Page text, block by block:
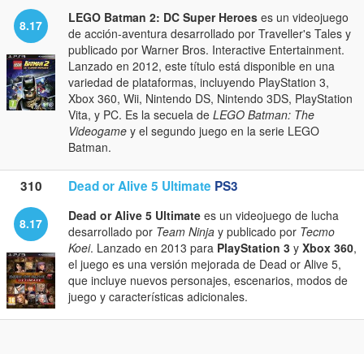
8.17 LEGO Batman 2: DC Super Heroes es un videojuego
de acción-aventura desarrollado por Traveller's Tales y
publicado por Warner Bros. Interactive Entertainment.
Lanzado en 2012, este título está disponible en una
variedad de plataformas, incluyendo PlayStation 3,
Xbox 360, Wii, Nintendo DS, Nintendo 3DS, PlayStation
Vita, y PC. Es la secuela de LEGO Batman: The
Videogame y el segundo juego en la serie LEGO
Batman.
310 Dead or Alive 5 Ultimate PS3
8.17 Dead or Alive 5 Ultimate es un videojuego de lucha
desarrollado por Team Ninja y publicado por Tecmo
Koei. Lanzado en 2013 para PlayStation 3 y Xbox 360,
el juego es una versión mejorada de Dead or Alive 5,
que incluye nuevos personajes, escenarios, modos de
juego y características adicionales.